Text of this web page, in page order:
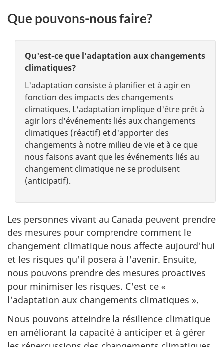
Que pouvons-nous faire?
Qu'est-ce que l'adaptation aux changements
climatiques?
L'adaptation consiste à planifier et à agir en
fonction des impacts des changements
climatiques. L'adaptation implique d'être prêt à
agir lors d'événements liés aux changements
climatiques (réactif) et d'apporter des
changements à notre milieu de vie et à ce que
nous faisons avant que les événements liés au
changement climatique ne se produisent
(anticipatif).
Les personnes vivant au Canada peuvent prendre
des mesures pour comprendre comment le
changement climatique nous affecte aujourd'hui
et les risques qu'il posera à l'avenir. Ensuite,
nous pouvons prendre des mesures proactives
pour minimiser les risques. C'est ce «
l'adaptation aux changements climatiques ».
Nous pouvons atteindre la résilience climatique
en améliorant la capacité à anticiper et à gérer